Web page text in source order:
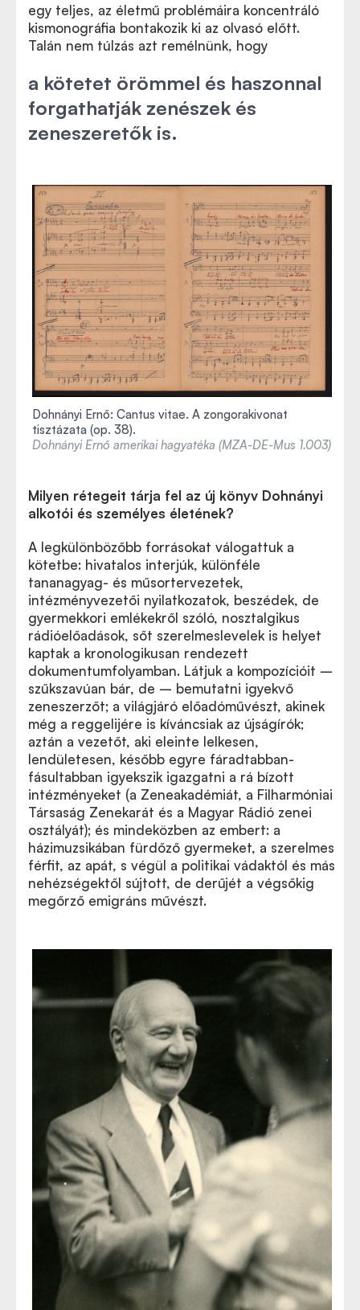
egy teljes, az életmű problémáira koncentráló
kismonográfia bontakozik ki az olvasó előtt.
Talán nem túlzás azt remélnünk, hogy
a kötetet örömmel és haszonnal
forgathatják zenészek és
zeneszeretők is.
Dohnányi Ernő: Cantus vitae. A zongorakivonat
tisztázata (op. 38).
Dohnányi Ernő amerikai hagyatéka (MZA-DE-Mus 1.003)
Milyen rétegeit tárja fel az új könyv Dohnányi
alkotói és személyes életének?
A legkülönbözőbb forrásokat válogattuk a
kötetbe: hivatalos interjúk, különféle
tananagyag- és műsortervezetek,
intézményvezetői nyilatkozatok, beszédek, de
gyermekkori emlékekről szóló, nosztalgikus
rádióelőadások, sőt szerelmeslevelek is helyet
kaptak a kronologikusan rendezett
dokumentumfolyamban. Látjuk a kompozícióit –
szűkszavúan bár, de – bemutatni igyekvő
zeneszerzőt; a világjáró előadóművészt, akinek
még a reggelijére is kíváncsiak az újságírók;
aztán a vezetőt, aki eleinte lelkesen,
lendületesen, később egyre fáradtabban-
fásultabban igyekszik igazgatni a rá bízott
intézményeket (a Zeneakadémiát, a Filharmóniai
Társaság Zenekarát és a Magyar Rádió zenei
osztályát); és mindeközben az embert: a
házimuzsikában fürdőző gyermeket, a szerelmes
férfit, az apát, s végül a politikai vádaktól és más
nehézségektől sújtott, de derűjét a végsőkig
megőrző emigráns művészt.